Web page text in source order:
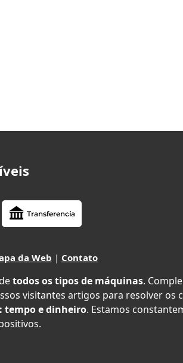
da Web | Contato
todos os tipos de máquinas.
visitantes artigos para resolver os
tempo e dinheiro. Estamos